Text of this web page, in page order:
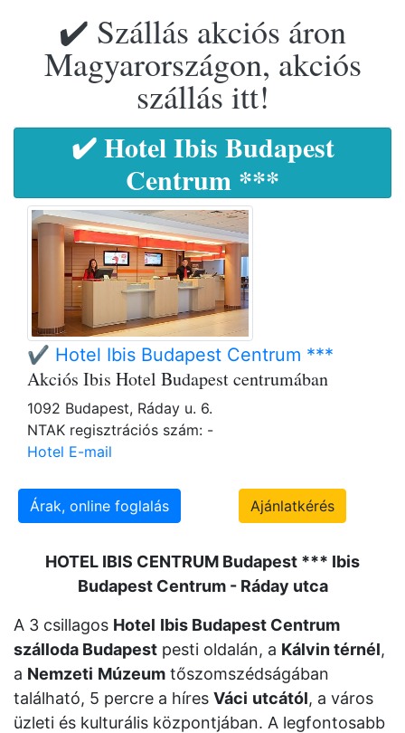
✔️ Szállás akciós áron
Magyarországon, akciós
szállás itt!
✔️ Hotel Ibis Budapest
Centrum ***
✔️ Hotel Ibis Budapest Centrum ***
Akciós Ibis Hotel Budapest centrumában
1092 Budapest, Ráday u. 6.
NTAK regisztrációs szám: -
Hotel E-mail
Árak, online foglalás Ajánlatkérés
HOTEL IBIS CENTRUM Budapest *** Ibis
Budapest Centrum - Ráday utca
A 3 csillagos Hotel Ibis Budapest Centrum
szálloda Budapest pesti oldalán, a Kálvin térnél,
a Nemzeti Múzeum tőszomszédságában
található, 5 percre a híres Váci utcától, a város
üzleti és kulturális központjában. A legfontosabb